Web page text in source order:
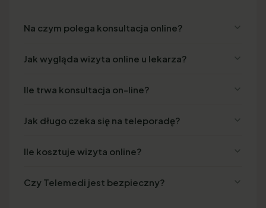
Na czym polega konsultacja online?
Jak wygląda wizyta online u lekarza?
Ile trwa konsultacja on-line?
Jak długo czeka się na teleporadę?
Ile kosztuje wizyta online?
Czy Telemedi jest bezpieczny?